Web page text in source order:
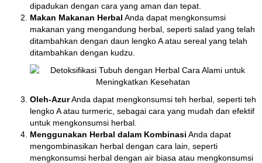
dipadukan dengan cara yang aman dan tepat.
Makan Makanan Herbal Anda dapat mengkonsumsi
makanan yang mengandung herbal, seperti salad yang telah
ditambahkan dengan daun lengko A atau sereal yang telah
ditambahkan dengan kudzu.
Oleh-AzurAnda dapat mengkonsumsi teh herbal, seperti teh
lengko A atau turmeric, sebagai cara yang mudah dan efektif
untuk mengkonsumsi herbal.
Menggunakan Herbal dalam Kombinasi Anda dapat
mengombinasikan herbal dengan cara lain, seperti
mengkonsumsi herbal dengan air biasa atau mengkonsumsi